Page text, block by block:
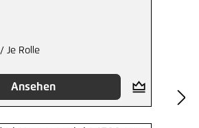
/ Je Rolle
Ansehen